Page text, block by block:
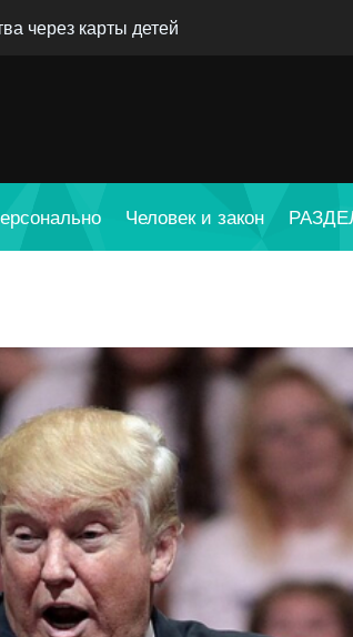
через карты детей
Человек и закон